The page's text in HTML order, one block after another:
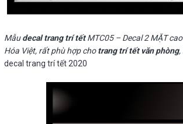
Mẫudecal trang trí tếtMTC05 – Decal 2 MẶT
Hóa Việt, rất phù hợp chotrang trí tết văn phòng,
decal trang trí tết 2020